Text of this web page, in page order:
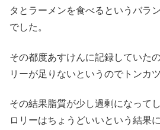
タとラーメンを食べるというバラ
でした。
その都度あすけんに記録していた
リーが足りないというのでトンカ
その結果脂質が少し過剰になって
ロリーはちょうどいいという結果